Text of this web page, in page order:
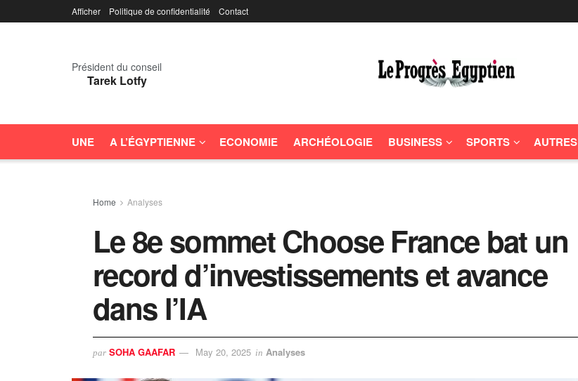
Afficher Politique de confidentialité Contact
Président du conseil
Tarek Lotfy
UNE A L’ÉGYPTIENNE ECONOMIE ARCHÉOLOGIE BUSINESS SPORTS AUTRES
Home Analyses
Le 8e sommet Choose France bat un
record d’investissements et avance
dans l’IA
par SOHA GAAFAR May 20, 2025 in Analyses